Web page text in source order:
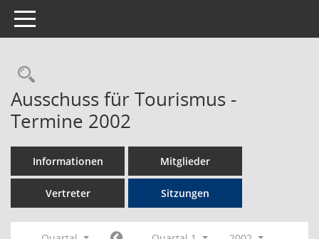
Toggle navigation
Rechercheauswahl
Ausschuss für Tourismus -
Termine 2002
Informationen Mitglieder
Vertreter Sitzungen